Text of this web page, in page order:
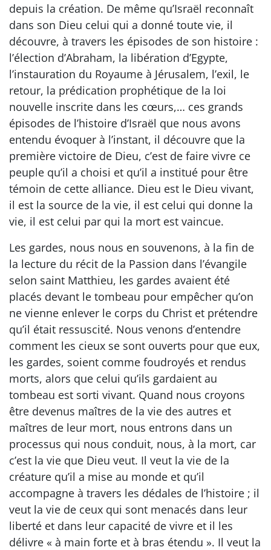
depuis la création. De même qu’Israël reconnaît
dans son Dieu celui qui a donné toute vie, il
découvre, à travers les épisodes de son histoire :
l’élection d’Abraham, la libération d’Egypte,
l’instauration du Royaume à Jérusalem, l’exil, le
retour, la prédication prophétique de la loi
nouvelle inscrite dans les cœurs,… ces grands
épisodes de l’histoire d’Israël que nous avons
entendu évoquer à l’instant, il découvre que la
première victoire de Dieu, c’est de faire vivre ce
peuple qu’il a choisi et qu’il a institué pour être
témoin de cette alliance. Dieu est le Dieu vivant,
il est la source de la vie, il est celui qui donne la
vie, il est celui par qui la mort est vaincue.
Les gardes, nous nous en souvenons, à la fin de
la lecture du récit de la Passion dans l’évangile
selon saint Matthieu, les gardes avaient été
placés devant le tombeau pour empêcher qu’on
ne vienne enlever le corps du Christ et prétendre
qu’il était ressuscité. Nous venons d’entendre
comment les cieux se sont ouverts pour que eux,
les gardes, soient comme foudroyés et rendus
morts, alors que celui qu’ils gardaient au
tombeau est sorti vivant. Quand nous croyons
être devenus maîtres de la vie des autres et
maîtres de leur mort, nous entrons dans un
processus qui nous conduit, nous, à la mort, car
c’est la vie que Dieu veut. Il veut la vie de la
créature qu’il a mise au monde et qu’il
accompagne à travers les dédales de l’histoire ; il
veut la vie de ceux qui sont menacés dans leur
liberté et dans leur capacité de vivre et il les
délivre « à main forte et à bras étendu ». Il veut la